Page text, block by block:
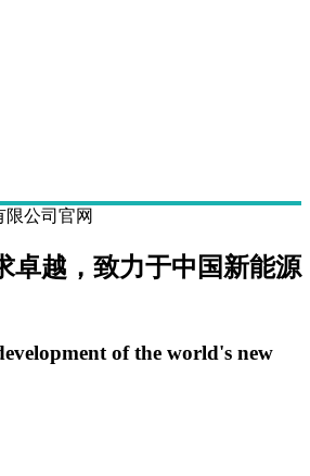
卓越，致力于中国新能源
of the world's new